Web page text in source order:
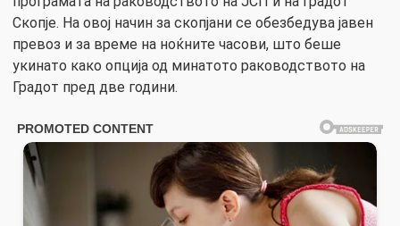
Скопје. На овој начин за скопјани се обезбедува јавен
превоз и за време на ноќните часови, што беше
укинато како опција од минатото раководството на
Градот пред две години.